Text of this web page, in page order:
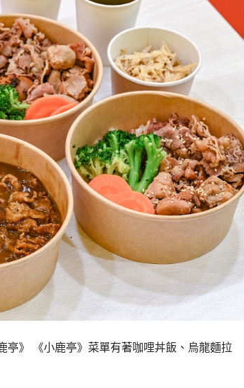
》 《小鹿亭》菜單有著咖哩丼飯、烏龍麵拉